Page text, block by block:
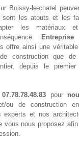
Boissy-le-chatel
sont les atouts et les
les matériaux
offre ainsi une
construction que
depuis le
pour
ou de construction
experts et nos
vous nous proposez